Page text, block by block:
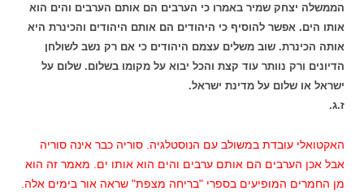
הממשלה יצחק שמיר באמרו כי הערבים הם אותם הערבים והים הוא
אותו הים. אפשר להוסיף כי היהודים הם אותם היהודים והכינרת היא
אותה הכינרת. שוב משלים עצמם היהודים כי אם רק נשב לשולחן
הדיונים ורק נוותר עוד קצת והכל יבוא על מקומו בשלום. שלום על
ישראל או שלום על מדינת ישראל.
ז.ג.
האקטואלי עובדת במשולב עם הנוסטלגיה. סוריה כבר אינה סוריה
אבל אכן הערבים הם אותם ערבים והים הוא אותו ים. מאמר זה הוא
מן החמרים המופיעים בספרי "בריחה מצפת" שראה אור בימים אלה.